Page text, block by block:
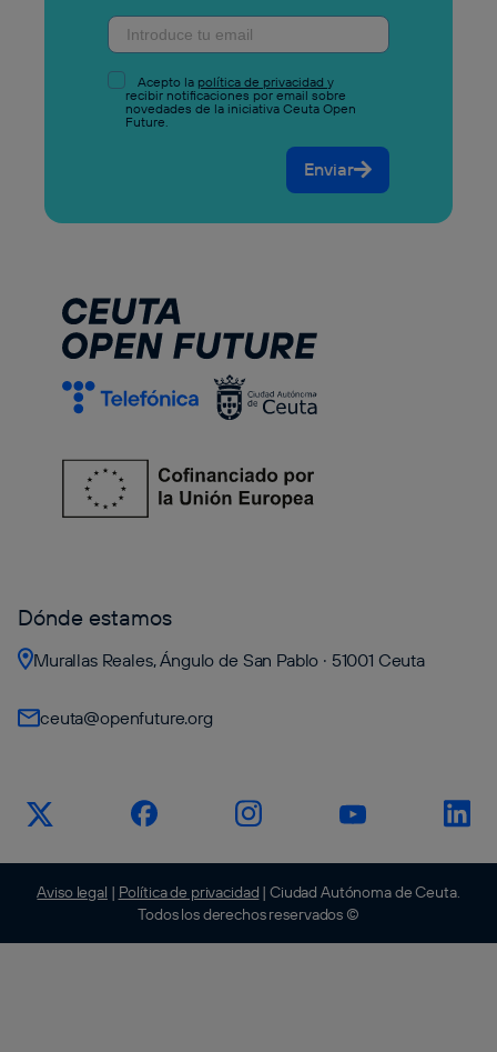
Acepto la política de privacidad y
recibir notificaciones por email sobre
novedades de la iniciativa Ceuta Open
Future.
Enviar
Dónde estamos
Murallas Reales, Ángulo de San Pablo · 51001 Ceuta
ceuta@openfuture.org
Aviso legal | Política de privacidad | Ciudad Autónoma de Ceuta.
Todos los derechos reservados ©